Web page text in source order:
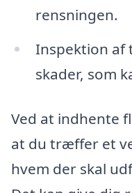
rensningen.
Inspektion af
skader, som
Ved at indhente
at du træffer et
hvem der skal